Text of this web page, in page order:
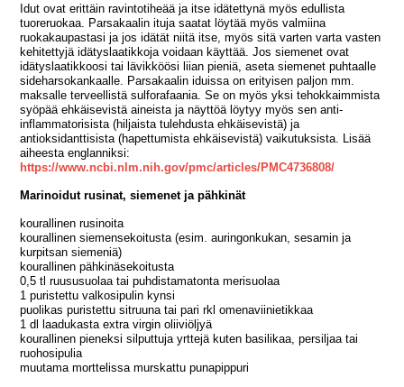
Idut ovat erittäin ravintotiheää ja itse idätettynä myös edullista
tuoreruokaa. Parsakaalin ituja saatat löytää myös valmiina
ruokakaupastasi ja jos idätät niitä itse, myös sitä varten varta vasten
kehitettyjä idätyslaatikkoja voidaan käyttää. Jos siemenet ovat
idätyslaatikkoosi tai lävikköösi liian pieniä, aseta siemenet puhtaalle
sideharsokankaalle. Parsakaalin iduissa on erityisen paljon mm.
maksalle terveellistä sulforafaania. Se on myös yksi tehokkaimmista
syöpää ehkäisevistä aineista ja näyttöä löytyy myös sen anti-
inflammatorisista (hiljaista tulehdusta ehkäisevistä) ja
antioksidanttisista (hapettumista ehkäisevistä) vaikutuksista. Lisää
aiheesta englanniksi:
https://www.ncbi.nlm.nih.gov/pmc/articles/PMC4736808/
Marinoidut rusinat, siemenet ja pähkinät
kourallinen rusinoita
kourallinen siemensekoitusta (esim. auringonkukan, sesamin ja
kurpitsan siemeniä)
kourallinen pähkinäsekoitusta
0,5 tl ruususuolaa tai puhdistamatonta merisuolaa
1 puristettu valkosipulin kynsi
puolikas puristettu sitruuna tai pari rkl omenaviinietikkaa
1 dl laadukasta extra virgin oliiviöljyä
kourallinen pieneksi silputtuja yrttejä kuten basilikaa, persiljaa tai
ruohosipulia
muutama morttelissa murskattu punapippuri